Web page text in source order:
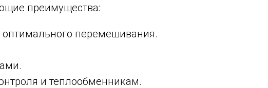
преимущества:
оптимального перемешивания.
и теплообменникам.